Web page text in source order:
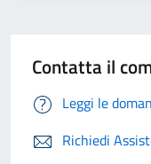
Contatta il
Leggi le
Richiedi